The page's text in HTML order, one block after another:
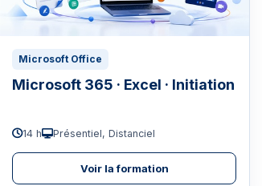
Microsoft Office
Microsoft 365 · Excel · Initiation
14 h Présentiel, Distanciel
Voir la formation